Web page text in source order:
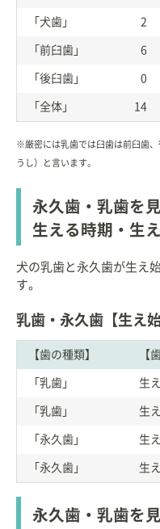
「犬歯」 2
「前臼歯」 6
「後臼歯」 0
「全体」 14
※厳密には乳歯では臼歯は前臼歯
うし）と言います。
永久歯・乳歯を
生える時期・生
犬の乳歯と永久歯が生え
す。
乳歯・永久歯【生え
【歯の種類】 【
「乳歯」 生
「乳歯」 生
「永久歯」 生
「永久歯」 生
永久歯・乳歯を